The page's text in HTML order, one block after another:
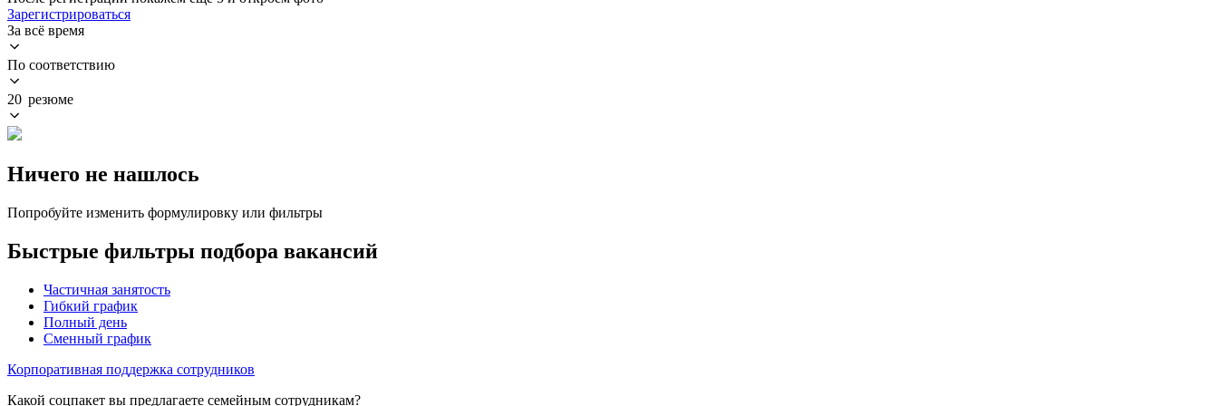
Зарегистрироваться
За всё время
По соответствию
20 резюме
Ничего не нашлось
Попробуйте изменить формулировку или фильтры
Быстрые фильтры подбора вакансий
Частичная занятость
Гибкий график
Полный день
Сменный график
Корпоративная поддержка сотрудников
Какой соцпакет вы предлагаете семейным сотрудникам?